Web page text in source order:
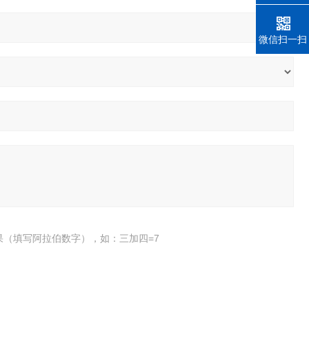
填写阿拉伯数字），如：三加四=7
微信扫一扫